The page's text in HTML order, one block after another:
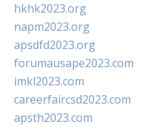
hkhk2023.org
napm2023.org
apsdfd2023.org
forumausape2023.com
imkl2023.com
careerfaircsd2023.com
apsth2023.com